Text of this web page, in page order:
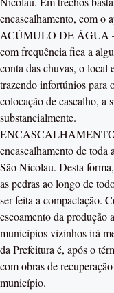
encascalhamento, com o
ACÚMULO DE ÁGUA –
com frequência fica a
conta das chuvas, o local
trazendo infortúnios para
colocação de cascalho, a
substancialmente.
ENCASCALHAMENTO
encascalhamento de
São Nicolau. Desta
as pedras ao longo de
ser feita a compactação.
escoamento da produção
municípios vizinhos irá
da Prefeitura é, após o
com obras de
município.